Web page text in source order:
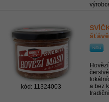
kód: 11324003
a bez